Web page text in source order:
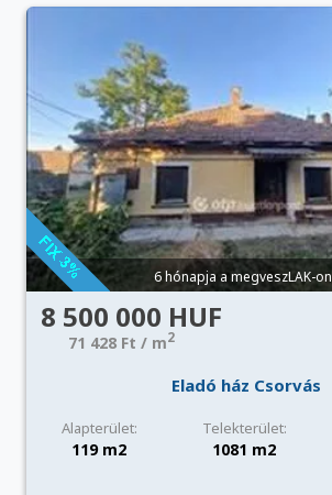
6 hónapja a megveszLAK-on
8 500 000 HUF
71 428 Ft / m2
Eladó ház Csorvás
Alapterület: Telekterület:
119 m2 1081 m2